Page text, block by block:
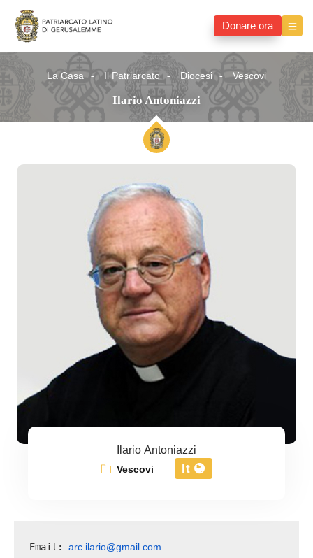
Donare ora
La Casa Il Patriarcato Diocesi Vescovi
Ilario Antoniazzi
Ilario Antoniazzi
Vescovi It
Email: arc.ilario@gmail.com